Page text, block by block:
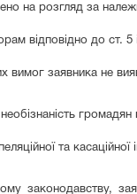
на розгляд за
відповідно до ст.
вимог заявника не
та касаційної
законодавству,